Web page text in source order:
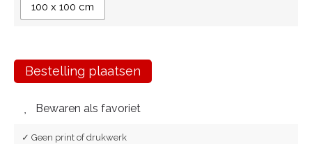
100 x 100 cm
Bestelling plaatsen
Bewaren als favoriet
✓ Geen print of drukwerk